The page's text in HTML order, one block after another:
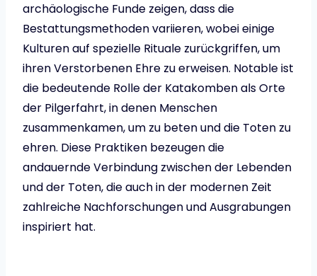
archäologische Funde zeigen, dass die
Bestattungsmethoden variieren, wobei einige
Kulturen auf spezielle Rituale zurückgriffen, um
ihren Verstorbenen Ehre zu erweisen. Notable ist
die bedeutende Rolle der Katakomben als Orte
der Pilgerfahrt, in denen Menschen
zusammenkamen, um zu beten und die Toten zu
ehren. Diese Praktiken bezeugen die
andauernde Verbindung zwischen der Lebenden
und der Toten, die auch in der modernen Zeit
zahlreiche Nachforschungen und Ausgrabungen
inspiriert hat.